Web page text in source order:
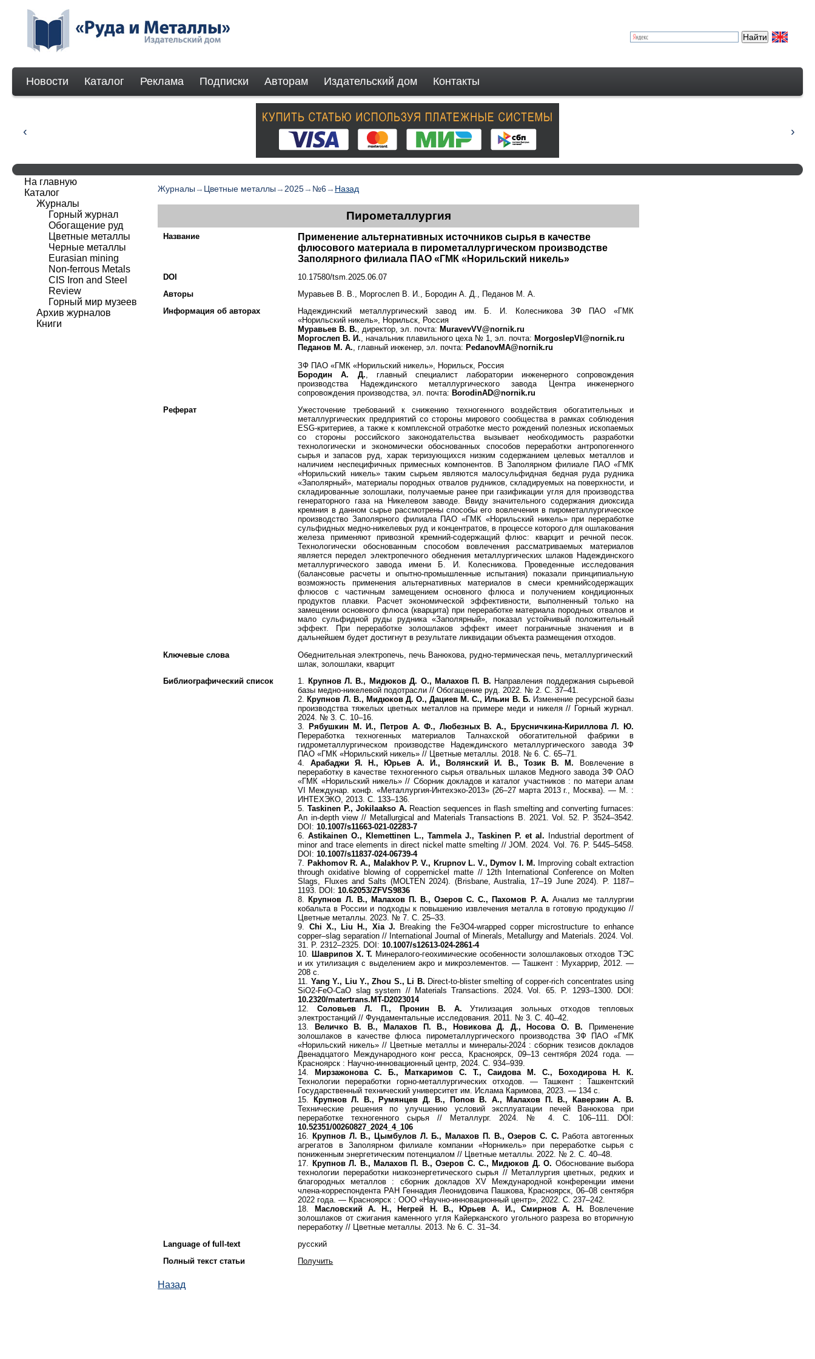
Новости Каталог Реклама Подписки Авторам Издательский дом Контакты
Журналы → Цветные металлы → 2025→ №6→ Назад
Пирометаллургия
Название
Применение альтернативных источников сырья в качестве
флюсового материала в пирометаллургическом производстве
Заполярного филиала ПАО «ГМК «Норильский никель»
DOI
10.17580/tsm.2025.06.07
Авторы
Муравьев В. В., Моргослеп В. И., Бородин А. Д., Педанов М. А.
Информация об авторах
Надеждинский металлургический завод им. Б. И. Колесникова ЗФ ПАО «ГМК
«Норильский никель», Норильск, Россия
Муравьев В. В., директор, эл. почта: MuravevVV@nornik.ru
Моргослеп В. И., начальник плавильного цеха № 1, эл. почта: MorgoslepVI@nornik.ru
Педанов М. А., главный инженер, эл. почта: PedanovMA@nornik.ru
ЗФ ПАО «ГМК «Норильский никель», Норильск, Россия
Бородин А. Д., главный специалист лаборатории инженерного сопровождения
производства Надеждинского металлургического завода Центра инженерного
сопровождения производства, эл. почта: BorodinAD@nornik.ru
Реферат
Ужесточение требований к снижению техногенного воздействия обогатительных и
металлургических предприятий со стороны мирового сообщества в рамках соблюдения
ESG-критериев, а также к комплексной отработке место рождений полезных ископаемых
со стороны российского законодательства вызывает необходимость разработки
технологически и экономически обоснованных способов переработки антропогенного
сырья и запасов руд, харак теризующихся низким содержанием целевых металлов и
наличием неспецифичных примесных компонентов. В Заполярном филиале ПАО «ГМК
«Норильский никель» таким сырьем являются малосульфидная бедная руда рудника
«Заполярный», материалы породных отвалов рудников, складируемых на поверхности, и
складированные золошлаки, получаемые ранее при газификации угля для производства
генераторного газа на Никелевом заводе. Ввиду значительного содержания диоксида
кремния в данном сырье рассмотрены способы его вовлечения в пирометаллургическое
производство Заполярного филиала ПАО «ГМК «Норильский никель» при переработке
сульфидных медно-никелевых руд и концентратов, в процессе которого для ошлакования
железа применяют привозной кремний-содержащий флюс: кварцит и речной песок.
Технологически обоснованным способом вовлечения рассматриваемых материалов
является передел электропечного обеднения металлургических шлаков Надеждинского
металлургического завода имени Б. И. Колесникова. Проведенные исследования
(балансовые расчеты и опытно-промышленные испытания) показали принципиальную
возможность применения альтернативных материалов в смеси кремнийсодержащих
флюсов с частичным замещением основного флюса и получением кондиционных
продуктов плавки. Расчет экономической эффективности, выполненный только на
замещении основного флюса (кварцита) при переработке материала породных отвалов и
мало сульфидной руды рудника «Заполярный», показал устойчивый положительный
эффект. При переработке золошлаков эффект имеет пограничные значения и в
дальнейшем будет достигнут в результате ликвидации объекта размещения отходов.
Ключевые слова
Обеднительная электропечь, печь Ванюкова, рудно-термическая печь, металлургический
шлак, золошлаки, кварцит
Библиографический список
1. Крупнов Л. В., Мидюков Д. О., Малахов П. В. Направления поддержания сырьевой
базы медно-никелевой подотрасли // Обогащение руд. 2022. № 2. С. 37–41.
2.Крупнов Л. В., Мидюков Д. О., Дациев М. С., Ильин В. Б. Изменение ресурсной базы
производства тяжелых цветных металлов на примере меди и никеля // Горный журнал.
2024. № 3. С. 10–16.
3. Рябушкин М. И., Петров А. Ф., Любезных В. А., Брусничкина-Кириллова Л. Ю.
Переработка техногенных материалов Талнахской обогатительной фабрики в
гидрометаллургическом производстве Надеждинского металлургического завода ЗФ
ПАО «ГМК «Норильский никель» // Цветные металлы. 2018. № 6. С. 65–71.
4.
Арабаджи Я. Н., Юрьев А. И., Волянский И. В., Тозик В. М. Вовлечение в
переработку в качестве техногенного сырья отвальных шлаков Медного завода ЗФ ОАО
«ГМК «Норильский никель» // Сборник докладов и каталог участников : по матери алам
VI Междунар. конф. «Металлургия-Интехэко-2013» (26–27 марта 2013 г., Москва). — М. :
ИНТЕХЭКО, 2013. С. 133–136.
5.Taskinen P., Jokilaakso A. Reaction sequences in flash smelting and converting furnaces:
An in-depth view // Metallurgical and Materials Transactions B. 2021. Vol. 52. P. 3524–3542.
DOI:10.1007/s11663-021-02283-7
6.Astikainen O., Klemettinen L., Tammela J., Taskinen P. et al. Industrial deportment of
minor and trace elements in direct nickel matte smelting // JOM. 2024. Vol. 76. P. 5445–5458.
DOI: 10.1007/s11837-024-06739-4
7. Pakhomov R. A., Malakhov P. V., Krupnov L. V., Dymov I. M. Improving cobalt extraction
through oxidative blowing of coppernickel matte // 12th International Conference on Molten
Slags, Fluxes and Salts (MOLTEN 2024). (Brisbane, Australia, 17–19 June 2024). P. 1187–
1193. DOI:10.62053/ZFVS9836
8.
Крупнов Л. В., Малахов П. В., Озеров С. С., Пахомов Р. А. Анализ ме таллургии
кобальта в России и подходы к повышению извлечения металла в готовую продукцию //
Цветные металлы. 2023. № 7. С. 25–33.
9. Chi X., Liu H., Xia J. Breaking the Fe3O4-wrapped copper microstructure to enhance
copper–slag separation // International Journal of Minerals, Metallurgy and Materials. 2024. Vol.
31. P. 2312–2325. DOI:10.1007/s12613-024-2861-4
10.Шаврипов Х. Т. Минералого-геохимические особенности золошлаковых отходов ТЭС
и их утилизация с выделением акро и микроэлементов. — Ташкент : Мухаррир, 2012. —
208 с.
11. Yang Y., Liu Y., Zhou S., Li B. Direct-to-blister smelting of copper-rich concentrates using
SiO2-FeO-CaO slag system // Materials Transactions. 2024. Vol. 65. P. 1293–1300. DOI:
10.2320/matertrans.MT-D2023014
12.
Соловьев Л. П., Пронин В. А. Утилизация зольных отходов тепловых
электростанций // Фундаментальные исследования. 2011. № 3. С. 40–42.
13.
Величко В. В., Малахов П. В., Новикова Д. Д., Носова О. В. Применение
золошлаков в качестве флюса пирометаллургического производства ЗФ ПАО «ГМК
«Норильский никель» // Цветные металлы и минералы-2024 : сборник тезисов докладов
Двенадцатого Международного конг ресса, Красноярск, 09–13 сентября 2024 года. —
Красноярск : Научно-инновационный центр, 2024. С. 934–939.
14.Мирзажонова С. Б., Маткаримов С. Т., Саидова М. С., Боходирова Н. К.
Технологии переработки горно-металлургических отходов. — Ташкент : Ташкентский
Государственный технический университет им. Ислама Каримова, 2023. — 134 с.
15. Крупнов Л. В., Румянцев Д. В., Попов В. А., Малахов П. В., Каверзин А. В.
Технические решения по улучшению условий эксплуатации печей Ванюкова при
переработке техногенного сырья // Металлург. 2024. № 4. С. 106–111. DOI:
10.52351/00260827_2024_4_106
16.Крупнов Л. В., Цымбулов Л. Б., Малахов П. В., Озеров С. С. Работа автогенных
агрегатов в Заполярном филиале компании «Норникель» при переработке сырья с
пониженным энергетическим потенциалом // Цветные металлы. 2022. № 2. С. 40–48.
17. Крупнов Л. В., Малахов П. В., Озеров С. С., Мидюков Д. О. Обоснование выбора
технологии переработки низкоэнергетического сырья // Металлургия цветных, редких и
благородных металлов : сборник докладов XV Международной конференции имени
члена-корреспондента РАН Геннадия Леонидовича Пашкова, Красноярск, 06–08 сентября
2022 года. — Красноярск : ООО «Научно-инновационный центр», 2022. С. 237–242.
18. Масловский А. Н., Негрей Н. В., Юрьев А. И., Смирнов А. Н. Вовлечение
золошлаков от сжигания каменного угля Кайерканского угольного разреза во вторичную
переработку // Цветные металлы. 2013. № 6. С. 31–34.
Language of full-text
русский
Полный текст статьи
Получить
Назад
На главную
Каталог
Журналы
Горный журнал
Обогащение руд
Цветные металлы
Черные металлы
Eurasian mining
Non-ferrous Мetals
CIS Iron and Steel
Review
Горный мир музеев
Архив журналов
Книги